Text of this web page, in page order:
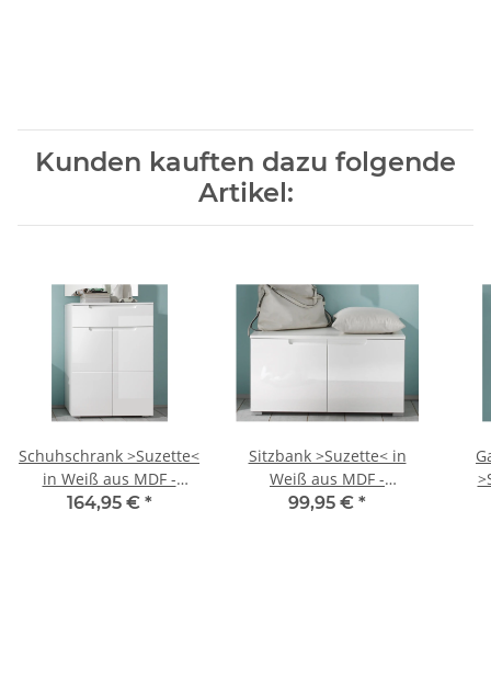
Kunden kauften dazu folgende
Artikel:
Schuhschrank >Suzette<
in Weiß aus MDF -
70x101x40cm (BxHxT)
164,95 € *
Sitzbank >Suzette< in
Weiß aus MDF -
80x43x40cm (BxHxT)
99,95 € *